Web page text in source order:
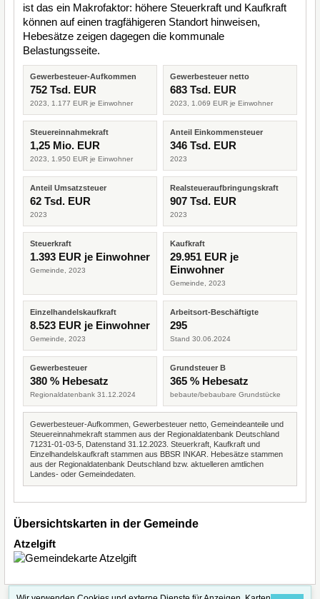
ist das ein Makrofaktor: höhere Steuerkraft und Kaufkraft
können auf einen tragfähigeren Standort hinweisen,
Hebesätze zeigen dagegen die kommunale
Belastungsseite.
Gewerbesteuer-Aufkommen
752 Tsd. EUR
2023, 1.177 EUR je Einwohner
Gewerbesteuer netto
683 Tsd. EUR
2023, 1.069 EUR je Einwohner
Steuereinnahmekraft
1,25 Mio. EUR
2023, 1.950 EUR je Einwohner
Anteil Einkommensteuer
346 Tsd. EUR
2023
Anteil Umsatzsteuer
62 Tsd. EUR
2023
Realsteueraufbringungskraft
907 Tsd. EUR
2023
Steuerkraft
1.393 EUR je Einwohner
Gemeinde, 2023
Kaufkraft
29.951 EUR je
Einwohner
Gemeinde, 2023
Einzelhandelskaufkraft
8.523 EUR je Einwohner
Gemeinde, 2023
Arbeitsort-Beschäftigte
295
Stand 30.06.2024
Gewerbesteuer
380 % Hebesatz
Regionaldatenbank 31.12.2024
Grundsteuer B
365 % Hebesatz
bebaute/bebaubare Grundstücke
Gewerbesteuer-Aufkommen, Gewerbesteuer netto, Gemeindeanteile und
Steuereinnahmekraft stammen aus der Regionaldatenbank Deutschland
71231-01-03-5, Datenstand 31.12.2023. Steuerkraft, Kaufkraft und
Einzelhandelskaufkraft stammen aus BBSR INKAR. Hebesätze stammen
aus der Regionaldatenbank Deutschland bzw. aktuelleren amtlichen
Landes- oder Gemeindedaten.
Übersichtskarten in der Gemeinde
Atzelgift